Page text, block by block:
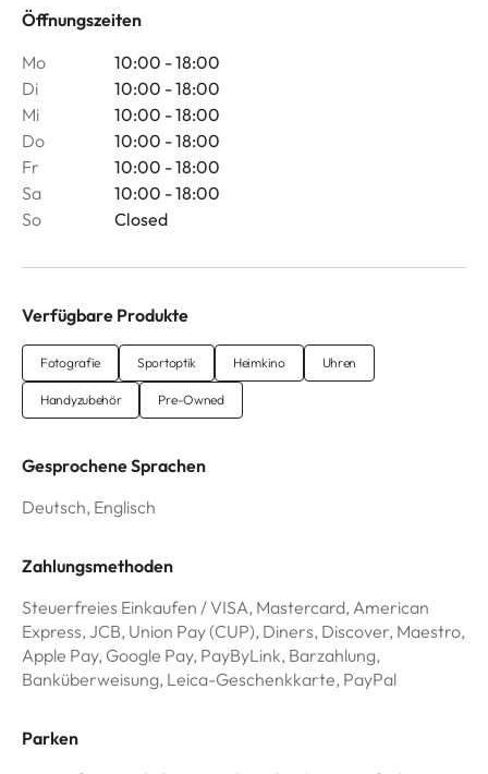
Öffnungszeiten
Mo
10:00 - 18:00
Di
10:00 - 18:00
Mi
10:00 - 18:00
Do
10:00 - 18:00
Fr
10:00 - 18:00
Sa
10:00 - 18:00
So
Closed
Verfügbare Produkte
Fotografie Sportoptik Heimkino Uhren
Handyzubehör Pre-Owned
Gesprochene Sprachen
Deutsch, Englisch
Zahlungsmethoden
Steuerfreies Einkaufen / VISA, Mastercard, American
Express, JCB, Union Pay (CUP), Diners, Discover, Maestro,
Apple Pay, Google Pay, PayByLink, Barzahlung,
Banküberweisung, Leica-Geschenkkarte, PayPal
Parken